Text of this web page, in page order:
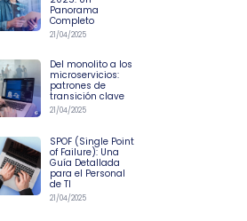
Panorama
Completo
21/04/2025
Del monolito a los
microservicios:
patrones de
transición clave
21/04/2025
SPOF (Single Point
of Failure): Una
Guía Detallada
para el Personal
de TI
21/04/2025